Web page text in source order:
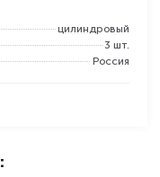
цилиндровый
3 шт.
Россия